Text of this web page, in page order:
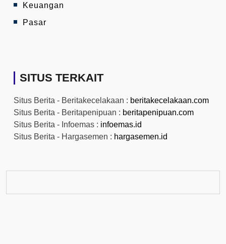
Keuangan
Pasar
SITUS TERKAIT
Situs Berita - Beritakecelakaan : beritakecelakaan.com
Situs Berita - Beritapenipuan : beritapenipuan.com
Situs Berita - Infoemas : infoemas.id
Situs Berita - Hargasemen : hargasemen.id